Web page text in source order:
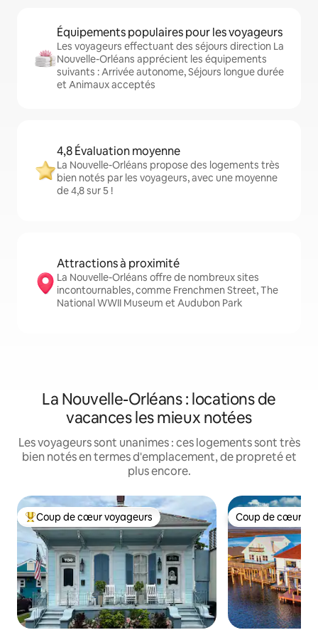
Équipements populaires pour les voyageurs
Les voyageurs effectuant des séjours direction La
Nouvelle-Orléans apprécient les équipements
suivants : Arrivée autonome, Séjours longue durée
et Animaux acceptés
4,8 Évaluation moyenne
La Nouvelle-Orléans propose des logements très
bien notés par les voyageurs, avec une moyenne
de 4,8 sur 5 !
Attractions à proximité
La Nouvelle-Orléans offre de nombreux sites
incontournables, comme Frenchmen Street, The
National WWII Museum et Audubon Park
La Nouvelle-Orléans : locations de
vacances les mieux notées
Les voyageurs sont unanimes : ces logements sont très
bien notés en termes d'emplacement, de propreté et
plus encore.
Coups de cœur voyageurs les plus appréciés
Coup de cœur voyageurs Coup de cœur
Coup de cœur